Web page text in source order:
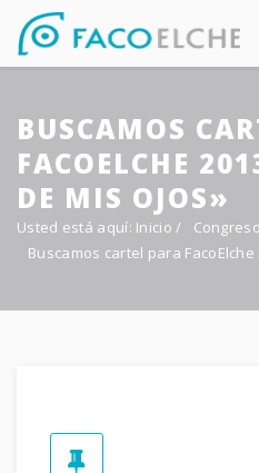
Sobre
Foro
BUSCAMOS
FACOELCHE
DE MIS OJOS»
Usted está aquí: Inicio /
Buscamos cartel para